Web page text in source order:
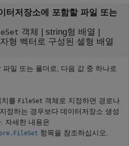
터저장소에 포함할 파일 또는
객체 | string형 배열 |
형 벡터로 구성된 셀형 배열
일 또는 폴더로, 다음 값 중 하나로
를 FileSet 객체로 지정하면 경로나
정하는 경우보다 데이터저장소 생성
자세한 내용은
항목을 참조하십시오.